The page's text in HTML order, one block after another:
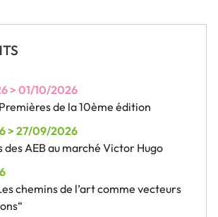
> 01/10/2026
de la 10ème édition
> 27/09/2026
des AEB au marché Victor Hugo
chemins de l’art comme vecteurs